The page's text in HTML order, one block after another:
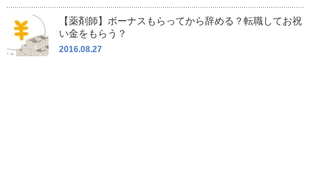
【薬剤師】ボーナスもらってから辞める？転職してお祝
い金をもらう？
2016.08.27